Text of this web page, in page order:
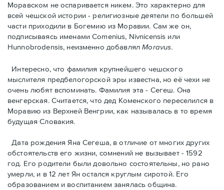
Моравском не оспаривается никем. Это характерно для
всей чешской истории - рeлигиозные деятели по большей
части приходили в Богемию из Моравии. Сам же он,
подписываясь именами Comenius, Nivnicensis или
Hunnobrodensis, неизменно добавлял Moravus.
Интересно, что фамилия крупнейшего чешского
мыслителя предбелогорской эры известна, но её чехи не
очень любят вспоминать. Фамилия эта - Сегеш. Она
венгерская. Считается, что дед Коменского переселился в
Моравию из Верхней Венгрии, как называлась в то время
будущая Словакия.
Дата рождения Яна Сегешa, в отличие от многих других
обстоятельств его жизни, сомнений не вызывает - 1592
год. Его родители были довольно состоятельны, но рано
умерли, и в 12 лет Ян остался круглым сиротой. Его
образованием и воспитанием занялась община.